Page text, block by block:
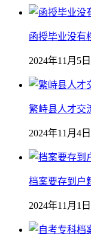
函授毕业没有
2024年11月5日
繁峙县人才交
2024年11月4日
档案要存到户
2024年11月1日